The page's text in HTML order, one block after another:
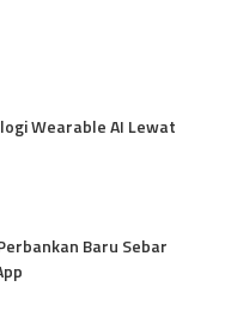
Wearable AI Lewat
Baru Sebar